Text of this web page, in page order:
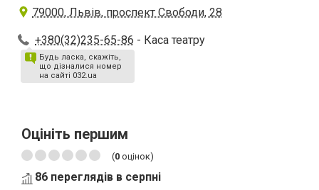
79000, Львів, проспект Свободи, 28
+380(32)235-65-86 - Каса театру
Будь ласка, скажіть,
що дізналися номер
на сайті 032.ua
Оцініть першим
(0 оцінок)
86 переглядів в серпні